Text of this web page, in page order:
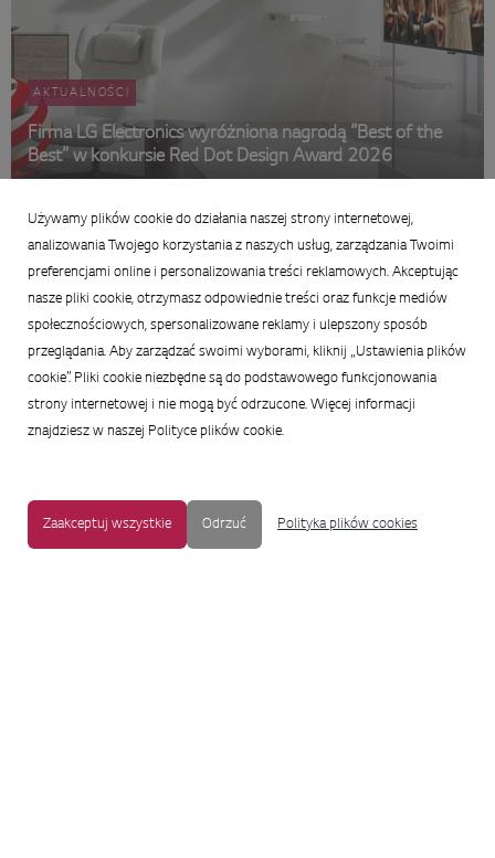
AKTUALNOŚCI
Firma LG Electronics wyróżniona nagrodą “Best of the
Best” w konkursie Red Dot Design Award 2026
Podsumowanie wiadomości
Używamy plików cookie do działania naszej strony internetowej,
analizowania Twojego korzystania z naszych usług, zarządzania Twoimi
preferencjami online i personalizowania treści reklamowych. Akceptując
nasze pliki cookie, otrzymasz odpowiednie treści oraz funkcje mediów
społecznościowych, spersonalizowane reklamy i ulepszony sposób
przeglądania. Aby zarządzać swoimi wyborami, kliknij „Ustawienia plików
cookie”. Pliki cookie niezbędne są do podstawowego funkcjonowania
strony internetowej i nie mogą być odrzucone. Więcej informacji
znajdziesz w naszej Polityce plików cookie.
Zaakceptuj wszystkie Odrzuć Polityka plików cookies